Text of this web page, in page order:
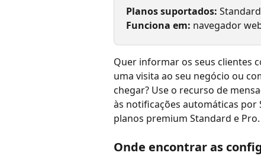
Planos suportados:
Funciona em: navegador
Quer informar os seus clientes
uma visita ao seu negócio ou
chegar? Use o recurso de
às notificações automáticas por
planos premium Standard e Pro.
Onde encontrar as